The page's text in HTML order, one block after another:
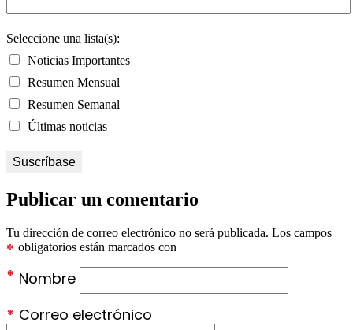
Seleccione una lista(s):
Noticias Importantes
Resumen Mensual
Resumen Semanal
Últimas noticias
Publicar un comentario
Tu dirección de correo electrónico no será publicada. Los campos
obligatorios están marcados con
*
Nombre
*
Correo electrónico
*